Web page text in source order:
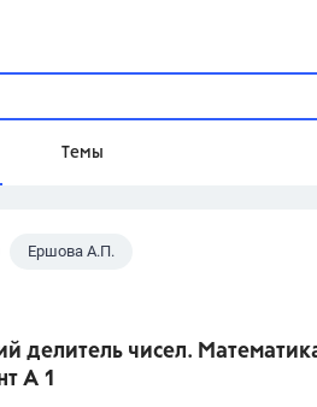
Темы
Домашнее задание
Ершова А.П.
делитель чисел.
А 1